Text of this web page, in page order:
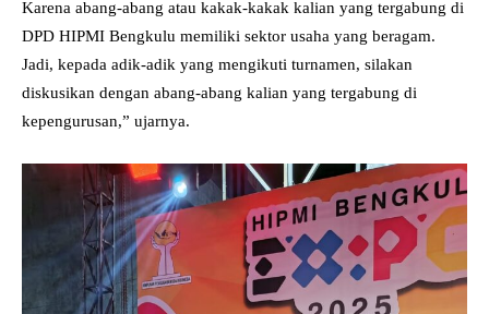
Karena abang-abang atau kakak-kakak kalian yang tergabung di
DPD HIPMI Bengkulu memiliki sektor usaha yang beragam.
Jadi, kepada adik-adik yang mengikuti turnamen, silakan
diskusikan dengan abang-abang kalian yang tergabung di
kepengurusan,” ujarnya.